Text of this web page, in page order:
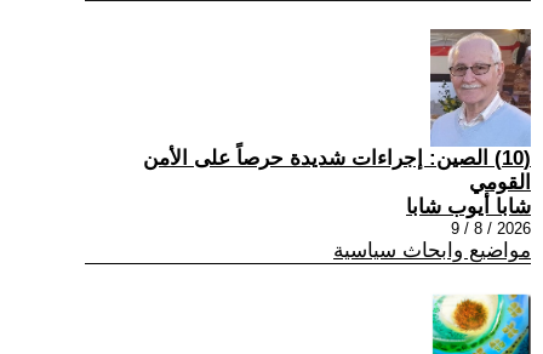
(10) الصين: إجراءات شديدة حرصاً على الأمن
القومي
شابا أيوب شابا
2026 / 8 / 9
مواضيع وابحاث سياسية